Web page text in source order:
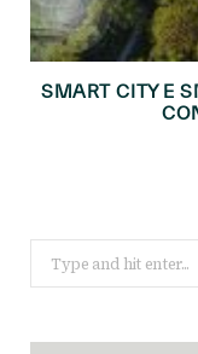
SMART CITY E
for: